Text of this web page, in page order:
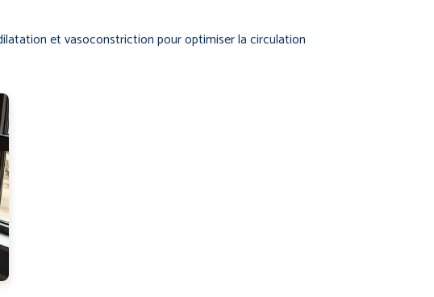
et vasoconstriction pour optimiser la circulation